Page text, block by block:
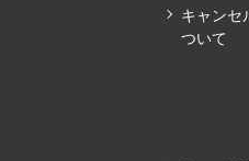
キャンセ
ついて